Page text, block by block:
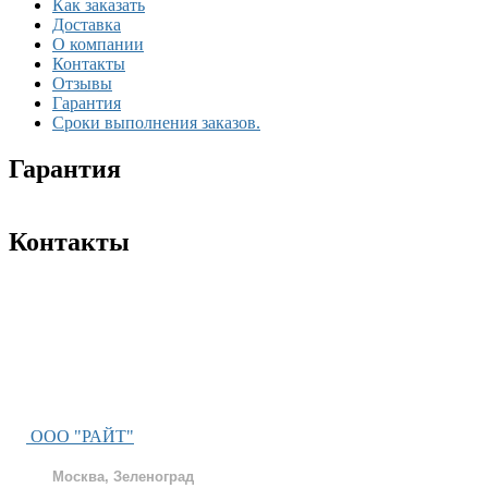
Как заказать
Доставка
О компании
Контакты
Отзывы
Гарантия
Сроки выполнения заказов.
Гарантия
Контакты
ООО "РАЙТ"
Москва, Зеленоград